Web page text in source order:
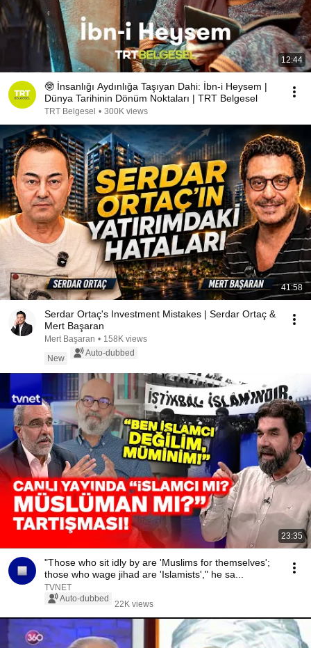
12:44
🤓 İnsanlığı Aydınlığa Taşıyan Dahi: İbn-i Heysem |
Dünya Tarihinin Dönüm Noktaları | TRT Belgesel
TRT Belgesel • 300K views
41:58
Serdar Ortaç's Investment Mistakes | Serdar Ortaç &
Mert Başaran
Mert Başaran • 158K views
New
Auto-dubbed
23:35
"Those who sit idly by are 'Muslims for themselves';
those who wage jihad are 'Islamists'," he sa...
TVNET
Auto-dubbed
22K views